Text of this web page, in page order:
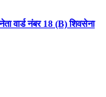
वार्ड नंबर 18 (B) शिवसेना